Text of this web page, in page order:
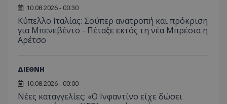
10.08.2026 - 00:30
Κύπελλο Ιταλίας: Σούπερ ανατροπή και πρόκριση
για Μπενεβέντο - Πέταξε εκτός τη νέα Μπρέσια η
Αρέτσο
ΔΙΕΘΝΗ
10.08.2026 - 00:00
Νέες καταγγελίες: «Ο Ινφαντίνο είχε δώσει